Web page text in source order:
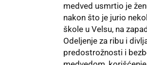
medved usmrtio je
nakon što je jurio
škole u Velsu, na
Odeljenje za ribu i
predostrožnosti i